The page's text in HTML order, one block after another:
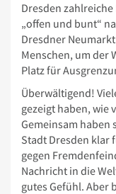
Dresden
„offen und bunt“
Dresdner
Menschen, um der
Platz für
Überwältigend!
gezeigt haben, wie
Gemeinsam haben
Stadt Dresden klar
gegen
Nachricht in die
gutes Gefühl. Aber